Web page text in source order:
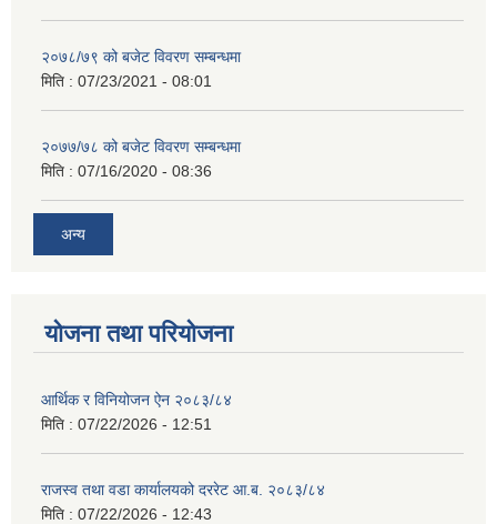
२०७८/७९ को बजेट विवरण सम्बन्धमा
मिति : 07/23/2021 - 08:01
२०७७/७८ को बजेट विवरण सम्बन्धमा
मिति : 07/16/2020 - 08:36
अन्य
योजना तथा परियोजना
आर्थिक र विनियोजन ऐन २०८३/८४
मिति : 07/22/2026 - 12:51
राजस्व तथा वडा कार्यालयको दररेट आ.ब. २०८३/८४
मिति : 07/22/2026 - 12:43